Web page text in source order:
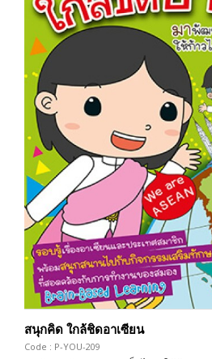
สนุกคิด ใกล้ชิดอาเซียน
Code : P-YOU-209